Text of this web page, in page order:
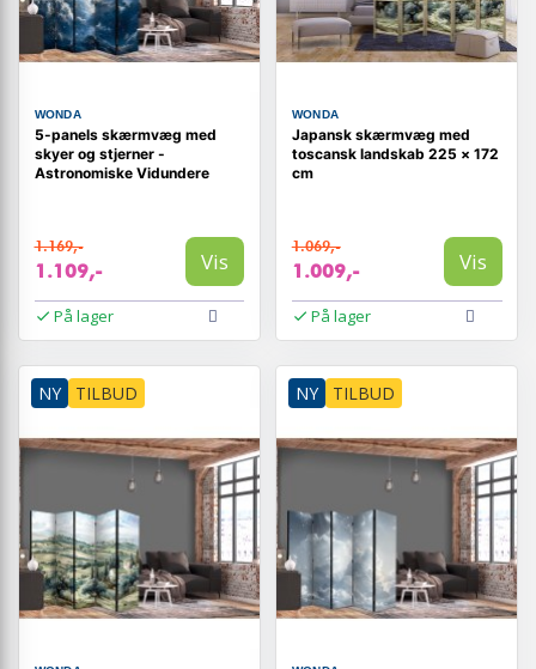
WONDA
5-panels skærmvæg med
skyer og stjerner -
Astronomiske Vidundere
1.169,-
1.109,- Vis
På lager
WONDA
Japansk skærmvæg med
toscansk landskab 225 × 172
cm
1.069,-
1.009,- Vis
På lager
NY TILBUD NY TILBUD